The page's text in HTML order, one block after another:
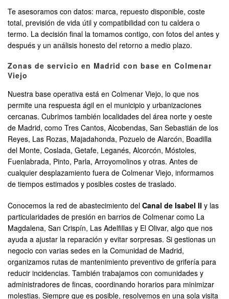
Te asesoramos con datos: marca, repuesto disponible, coste
total, previsión de vida útil y compatibilidad con tu caldera o
termo. La decisión final la tomamos contigo, con fotos del antes y
después y un análisis honesto del retorno a medio plazo.
Zonas de servicio en Madrid con base en Colmenar
Viejo
Nuestra base operativa está en Colmenar Viejo, lo que nos
permite una respuesta ágil en el municipio y urbanizaciones
cercanas. Cubrimos también localidades del área norte y oeste
de Madrid, como Tres Cantos, Alcobendas, San Sebastián de los
Reyes, Las Rozas, Majadahonda, Pozuelo de Alarcón, Boadilla
del Monte, Coslada, Getafe, Leganés, Alcorcón, Móstoles,
Fuenlabrada, Pinto, Parla, Arroyomolinos y otras. Antes de
cualquier desplazamiento fuera de Colmenar Viejo, informamos
de tiempos estimados y posibles costes de traslado.
Conocemos la red de abastecimiento del Canal de Isabel II y las
particularidades de presión en barrios de Colmenar como La
Magdalena, San Crispín, Las Adelfillas y El Olivar, algo que nos
ayuda a ajustar la reparación y evitar sorpresas. Si gestionas un
negocio con varias sedes en la Comunidad de Madrid,
organizamos rutas de mantenimiento preventivo de grifería para
reducir incidencias. También trabajamos con comunidades y
administradores de fincas, coordinando horarios para minimizar
molestias. Siempre que es posible, resolvemos en una sola visita